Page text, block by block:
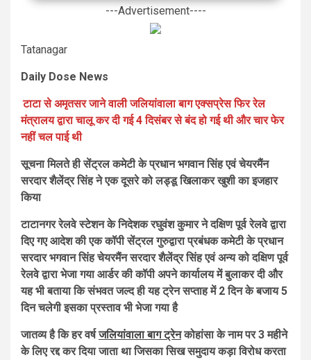
---Advertisement----
Tatanagar
Daily Dose News
टाटा से अमृतसर जाने वाली जलियांवाला बाग एक्सप्रेस फिर रेल
मंत्रालय द्वारा चालू कर दी गई 4 दिसंबर से बंद हो गई थी और चार फेर
नहीं चल पाई थी
सूचना मिलते ही सेंट्रल कमेटी के प्रधान भगवान सिंह एवं चेयरमैंन
सरदार शैलेंद्र सिंह ने एक दूसरे को लड्डू खिलाकर खुशी का इजहार
किया
टाटानगर रेलवे स्टेशन के निदेशक रघुवंश कुमार ने दक्षिण पूर्व रेलवे द्वारा
दिए गए आदेश की एक कॉपी सेंट्रल गुरुद्वारा प्रबंधक कमेटी के प्रधान
सरदार भगवान सिंह चेयरमैंन सरदार शैलेंद्र सिंह एवं अन्य को दक्षिण पूर्व
रेलवे द्वारा भेजा गया आर्डर की कॉपी अपने कार्यालय में बुलाकर दी और
यह भी बताया कि संभवत जल्द ही यह ट्रेन सप्ताह में 2 दिन के बजाय 5
दिन चलेगी इसका प्रस्ताव भी भेजा गया है
जातव्य है कि हर वर्षजलियांवाला बाग ट्रेनकोहांसा के नाम पर 3 महीने
के लिए रद्द कर दिया जाता था जिसका सिख समुदाय कड़ा विरोध करता